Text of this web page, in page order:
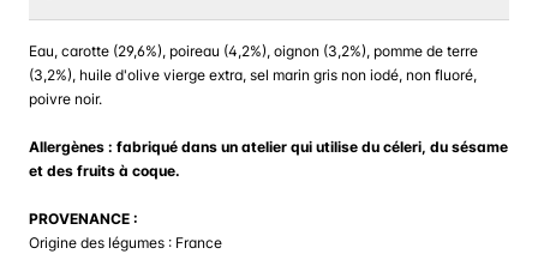
Eau, carotte (29,6%), poireau (4,2%), oignon (3,2%), pomme de terre
(3,2%), huile d'olive vierge extra, sel marin gris non iodé, non fluoré,
poivre noir.
Allergènes : fabriqué dans un atelier qui utilise du céleri, du sésame
et des fruits à coque.
PROVENANCE :
Origine des légumes : France